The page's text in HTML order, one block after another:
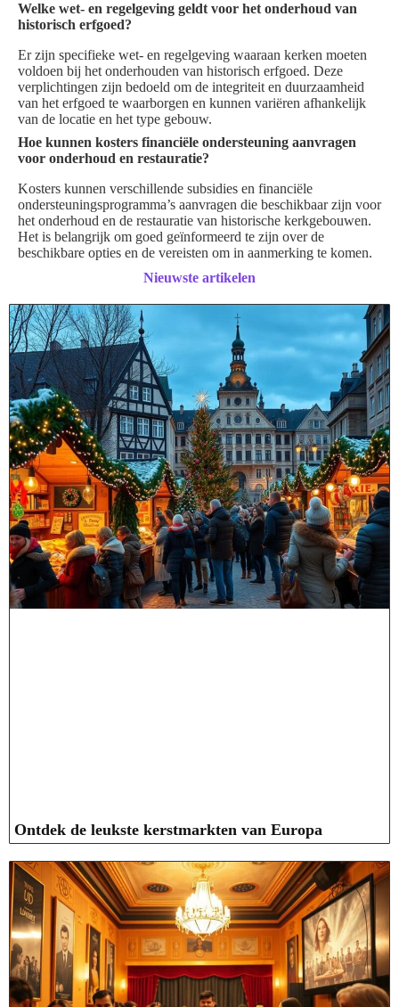
Welke wet- en regelgeving geldt voor het onderhoud van
historisch erfgoed?
Er zijn specifieke wet- en regelgeving waaraan kerken moeten
voldoen bij het onderhouden van historisch erfgoed. Deze
verplichtingen zijn bedoeld om de integriteit en duurzaamheid
van het erfgoed te waarborgen en kunnen variëren afhankelijk
van de locatie en het type gebouw.
Hoe kunnen kosters financiële ondersteuning aanvragen
voor onderhoud en restauratie?
Kosters kunnen verschillende subsidies en financiële
ondersteuningsprogramma’s aanvragen die beschikbaar zijn voor
het onderhoud en de restauratie van historische kerkgebouwen.
Het is belangrijk om goed geïnformeerd te zijn over de
beschikbare opties en de vereisten om in aanmerking te komen.
Nieuwste artikelen
Ontdek de leukste kerstmarkten van Europa